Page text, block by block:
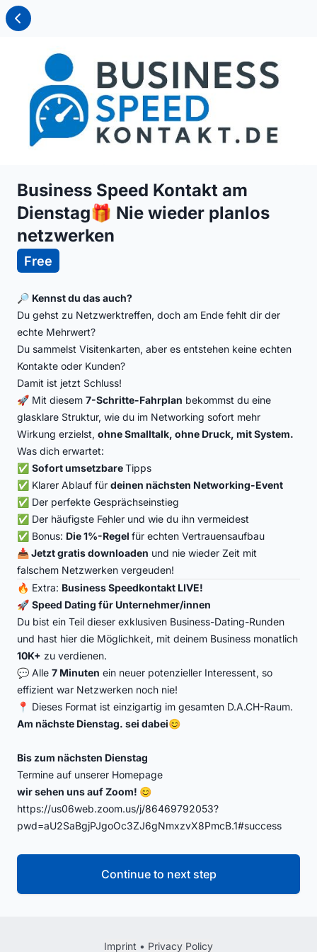
Business Speed Kontakt am
Dienstag🎁 Nie wieder planlos
netzwerken
Free
🔎 Kennst du das auch?
Du gehst zu Netzwerktreffen, doch am Ende fehlt dir der
echte Mehrwert?
Du sammelst Visitenkarten, aber es entstehen keine echten
Kontakte oder Kunden?
Damit ist jetzt Schluss!
🚀 Mit diesem 7-Schritte-Fahrplan bekommst du eine
glasklare Struktur, wie du im Networking sofort mehr
Wirkung erzielst, ohne Smalltalk, ohne Druck, mit System.
Was dich erwartet:
✅ Sofort umsetzbareTipps
✅ Klarer Ablauf für deinen nächsten Networking-Event
✅ Der perfekte Gesprächseinstieg
✅ Der häufigste Fehler und wie du ihn vermeidest
✅ Bonus: Die 1%-Regel für echten Vertrauensaufbau
📥Jetzt gratis downloaden und nie wieder Zeit mit
falschem Netzwerken vergeuden!
🔥 Extra: Business Speedkontakt LIVE!
🚀 Speed Dating für Unternehmer/innen
Du bist ein Teil dieser exklusiven Business-Dating-Runden
und hast hier die Möglichkeit, mit deinem Business monatlich
10K+ zu verdienen.
💬 Alle 7 Minuten ein neuer potenzieller Interessent, so
effizient war Netzwerken noch nie!
📍 Dieses Format ist einzigartig im gesamten D.A.CH-Raum.
Am nächste Dienstag. sei dabei😊
Bis zum nächsten Dienstag
Termine auf unserer Homepage
wir sehen uns auf Zoom! 😊
https://us06web.zoom.us/j/86469792053?
pwd=aU2SaBgjPJgoOc3ZJ6gNmxzvX8PmcB.1#success
Continue to next step
Imprint • Privacy Policy